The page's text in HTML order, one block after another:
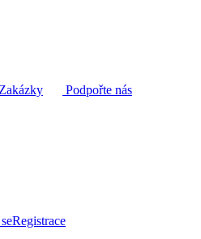
Zakázky
Podpořte nás
Registrace